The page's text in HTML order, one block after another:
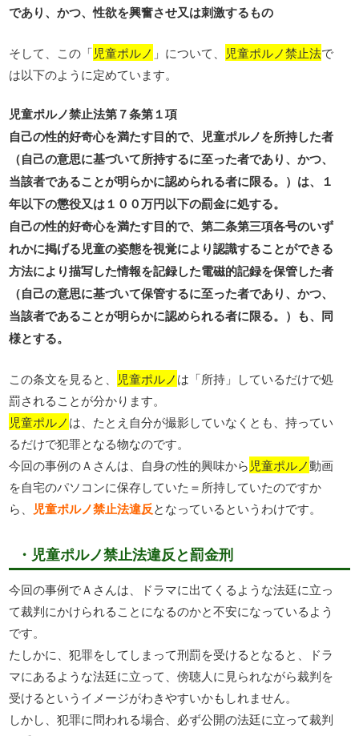
であり、かつ、性欲を興奮させ又は刺激するもの
そして、この「児童ポルノ 」について、 児童ポルノ禁止法で
は以下のように定めています。
児童ポルノ禁止法第７条第１項
自己の性的好奇心を満たす目的で、児童ポルノを所持した者
（自己の意思に基づいて所持するに至った者であり、かつ、
当該者であることが明らかに認められる者に限る。）は、１
年以下の懲役又は１００万円以下の罰金に処する。
自己の性的好奇心を満たす目的で、第二条第三項各号のいず
れかに掲げる児童の姿態を視覚により認識することができる
方法により描写した情報を記録した電磁的記録を保管した者
（自己の意思に基づいて保管するに至った者であり、かつ、
当該者であることが明らかに認められる者に限る。）も、同
様とする。
この条文を見ると、 児童ポルノは「所持」しているだけで処
罰されることが分かります。
児童ポルノは、たとえ自分が撮影していなくとも、持ってい
るだけで犯罪となる物なのです。
今回の事例のＡさんは、自身の性的興味から 児童ポルノ動画
を自宅のパソコンに保存していた＝所持していたのですか
ら、 児童ポルノ禁止法違反となっているというわけです。
・児童ポルノ禁止法違反と罰金刑
今回の事例でＡさんは、ドラマに出てくるような法廷に立っ
て裁判にかけられることになるのかと不安になっているよう
です。
たしかに、犯罪をしてしまって刑罰を受けるとなると、ドラ
マにあるような法廷に立って、傍聴人に見られながら裁判を
受けるというイメージがわきやすいかもしれません。
しかし、犯罪に問われる場合、必ず公開の法廷に立って裁判